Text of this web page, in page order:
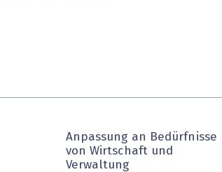
Anpassung an Bedürfnisse
von Wirtschaft und
Verwaltung